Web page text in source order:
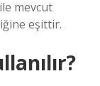
mevcut
eşittir.